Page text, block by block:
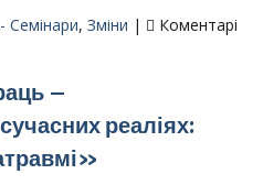
Семінари, Зміни |
Коментарі
–
реаліях: